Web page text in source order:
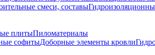
смеси, составы
плитыПиломатериалы
софитыДоборные элементы кровли